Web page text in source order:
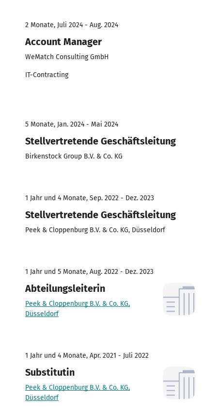
2 Monate, Juli 2024 - Aug. 2024
Account Manager
WeMatch Consulting GmbH
IT-Contracting
5 Monate, Jan. 2024 - Mai 2024
Stellvertretende Geschäftsleitung
Birkenstock Group B.V. & Co. KG
1 Jahr und 4 Monate, Sep. 2022 - Dez. 2023
Stellvertretende Geschäftsleitung
Peek & Cloppenburg B.V. & Co. KG, Düsseldorf
1 Jahr und 5 Monate, Aug. 2022 - Dez. 2023
Abteilungsleiterin
Peek & Cloppenburg B.V. & Co. KG,
Düsseldorf
1 Jahr und 4 Monate, Apr. 2021 - Juli 2022
Substitutin
Peek & Cloppenburg B.V. & Co. KG,
Düsseldorf